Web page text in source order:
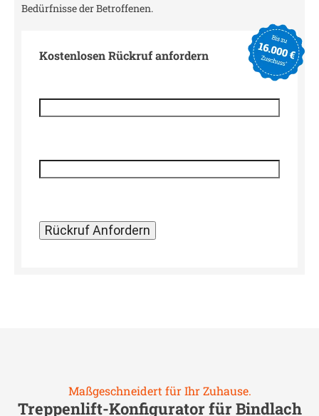
Bedürfnisse der Betroffenen.
Kostenlosen Rückruf anfordern
Maßgeschneidert für Ihr Zuhause.
Treppenlift-Konfigurator fürBindlach